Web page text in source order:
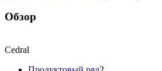
Обзор
Cedral